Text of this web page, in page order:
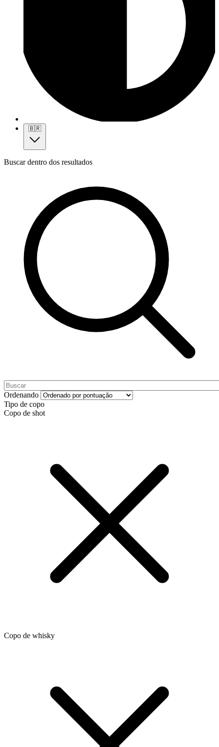
🇧🇷
Buscar dentro dos resultados
Ordenando
Tipo de copo
Copo de shot
Copo de whisky